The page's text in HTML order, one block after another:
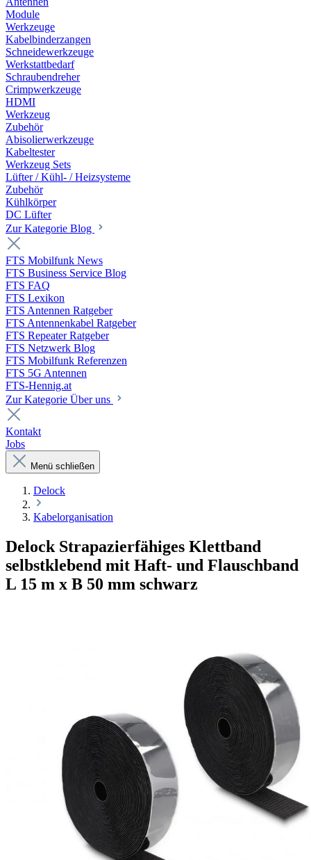
Module
Werkzeuge
Kabelbinderzangen
Schneidewerkzeuge
Werkstattbedarf
Schraubendreher
Crimpwerkzeuge
HDMI
Werkzeug
Zubehör
Abisolierwerkzeuge
Kabeltester
Werkzeug Sets
Lüfter / Kühl- / Heizsysteme
Zubehör
Kühlkörper
DC Lüfter
Zur Kategorie Blog
FTS Mobilfunk News
FTS Business Service Blog
FTS FAQ
FTS Lexikon
FTS Antennen Ratgeber
FTS Antennenkabel Ratgeber
FTS Repeater Ratgeber
FTS Netzwerk Blog
FTS Mobilfunk Referenzen
FTS 5G Antennen
FTS-Hennig.at
Zur Kategorie Über uns
Kontakt
Jobs
Menü schließen
Delock
Kabelorganisation
Delock Strapazierfähiges Klettband
selbstklebend mit Haft- und Flauschband
L 15 m x B 50 mm schwarz